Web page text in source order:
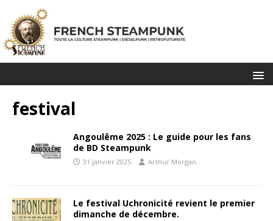
festival
Angoulême 2025 : Le guide pour les fans
de BD Steampunk
31 janvier 2025 Arthur Morgan
Le festival Uchronicité revient le premier
dimanche de décembre.